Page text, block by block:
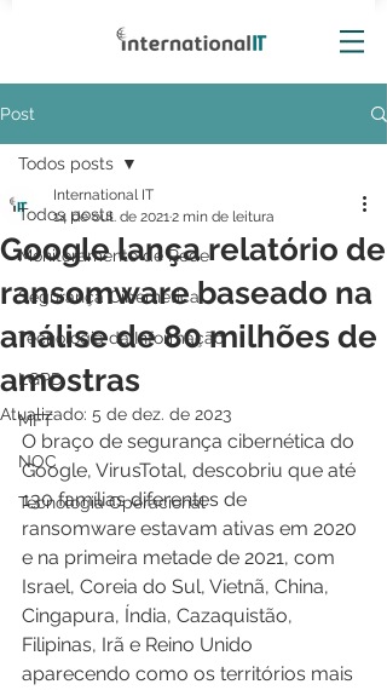
Post
Todos posts
Monitoramento de Rede
Segurança Cibernética
Tecnologia da Informação
LGPD
MFT
NOC
Tecnologia Operacional
Todos posts
Google lança relatório de
ransomware baseado na
análise de 80 milhões de
amostras
International IT
14 de out. de 20212 min de leitura
Atualizado: 5 de dez. de 2023
O braço de segurança cibernética do
Google, VirusTotal, descobriu que até
130 famílias diferentes de
ransomware estavam ativas em 2020
e na primeira metade de 2021, com
Israel, Coreia do Sul, Vietnã, China,
Cingapura, Índia, Cazaquistão,
Filipinas, Irã e Reino Unido
aparecendo como os territórios mais